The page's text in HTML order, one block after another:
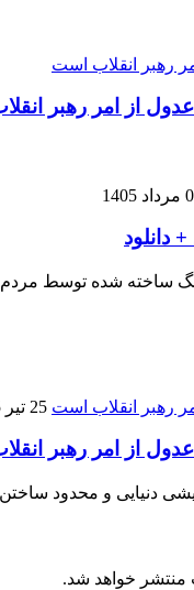
از امر رهبر
1405
دانلود
ساخته شده توسط مردم
25 تیر 1405
از امر رهبر
دنیایی و محدود
منتشر خواهد شد.